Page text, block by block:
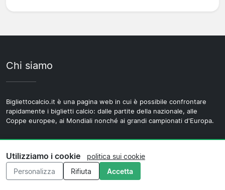
Chi siamo
Bigliettocalcio.it è una pagina web in cui è possibile confrontare
rapidamente i biglietti calcio: dalle partite della nazionale, alle
Coppe europee, ai Mondiali nonché ai grandi campionati d'Europa.
rapido e semplice. Hai domande, ti preghiamo di contattarci tramite
il modulo mandandoci una e-mail.
Utilizziamo i cookie
politica sui cookie
Personalizza
Rifiuta Accetta